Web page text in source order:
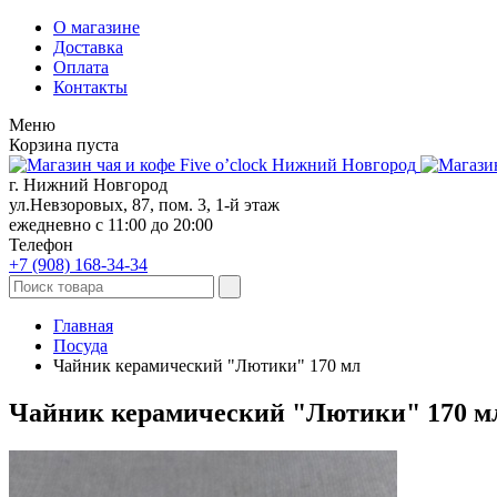
О магазине
Доставка
Оплата
Контакты
Меню
Корзина пуста
г. Нижний Новгород
ул.Невзоровых, 87, пом. 3, 1-й этаж
ежедневно с 11:00 до 20:00
Телефон
+7 (908) 168-34-34
Главная
Посуда
Чайник керамический "Лютики" 170 мл
Чайник керамический "Лютики" 170